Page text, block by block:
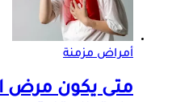
أمراض مزمنة
متى يكون مرض